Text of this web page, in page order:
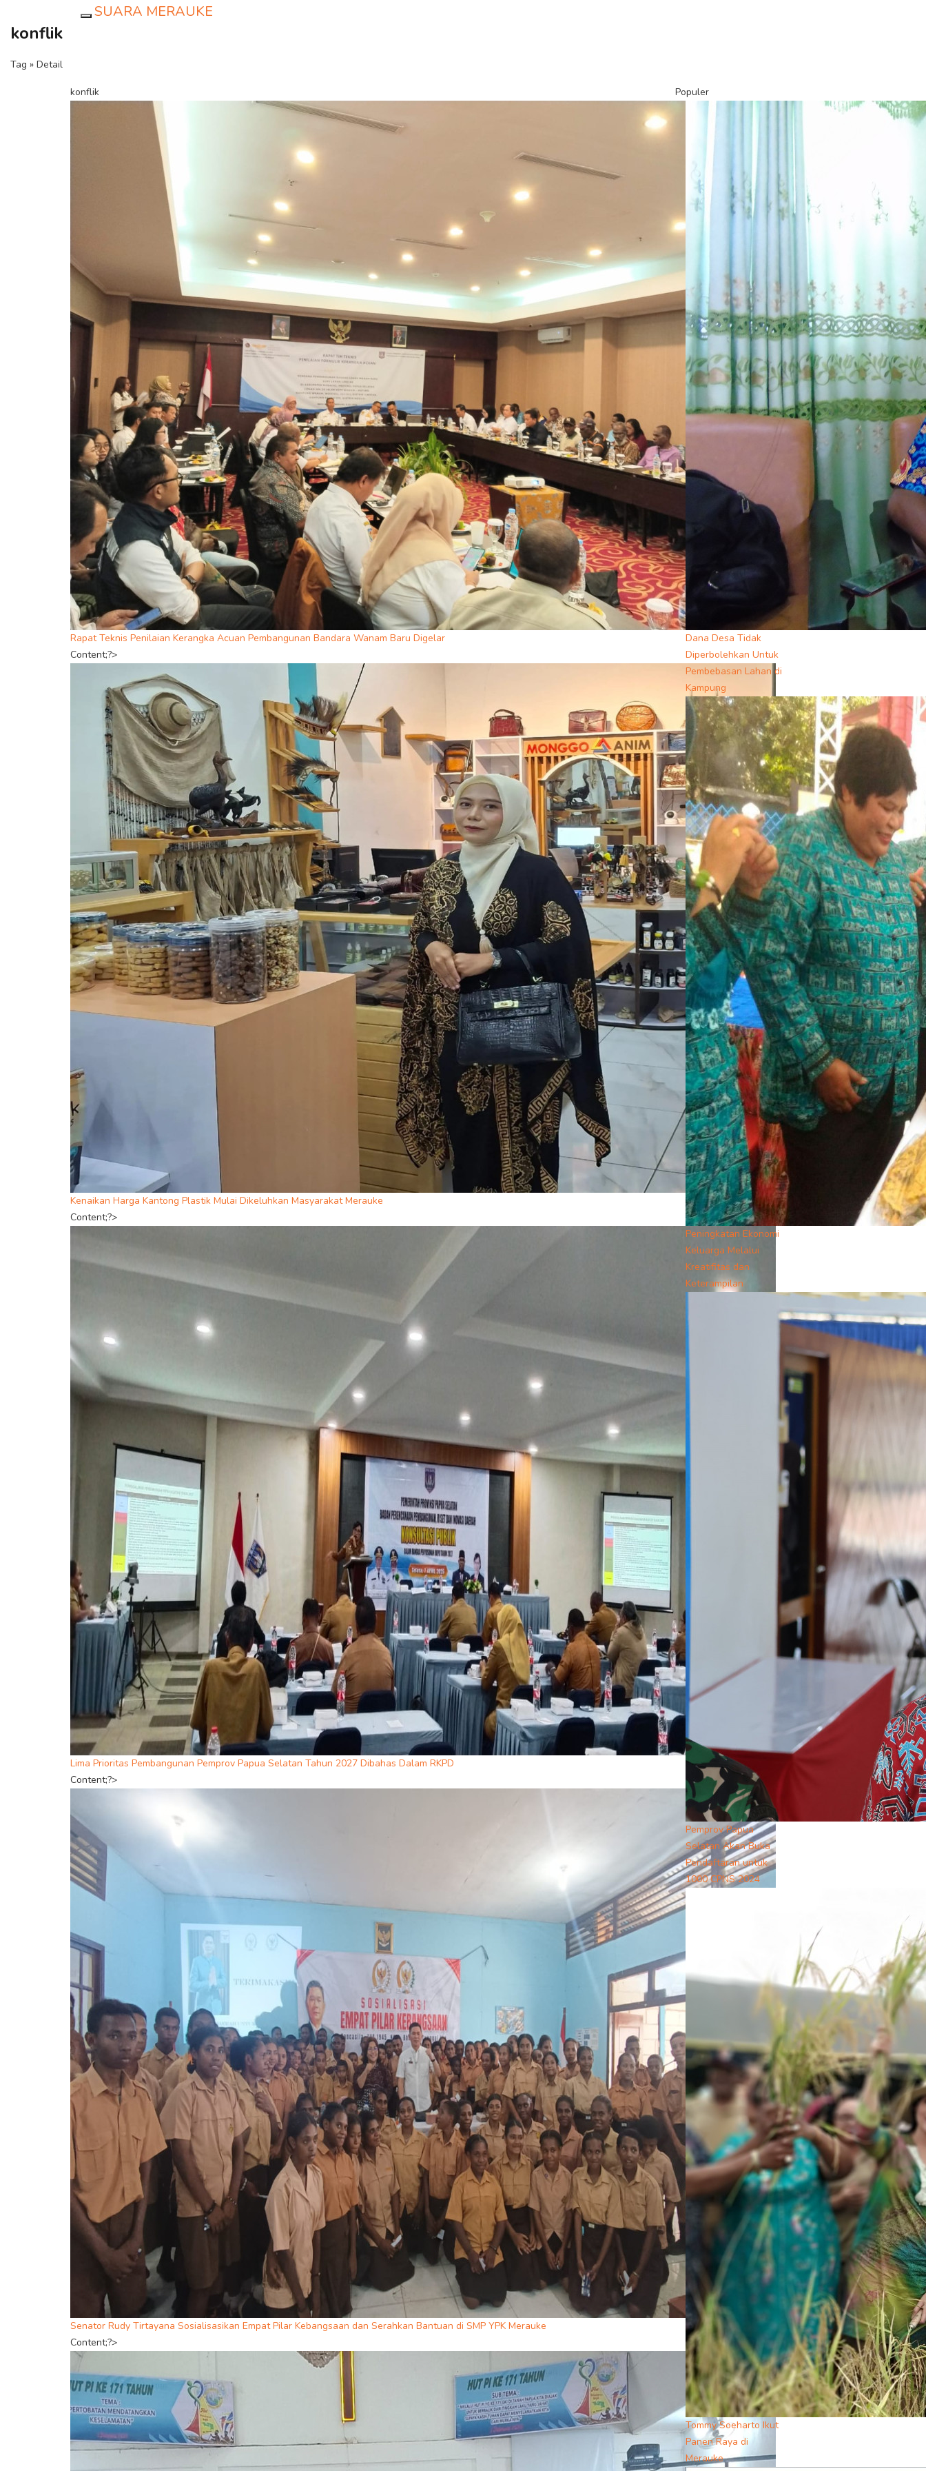
SUARA MERAUKE
konflik
Tag » Detail
konflik
Rapat Teknis Penilaian Kerangka Acuan Pembangunan Bandara Wanam Baru Digelar
Content;?>
Kenaikan Harga Kantong Plastik Mulai Dikeluhkan Masyarakat Merauke
Content;?>
Lima Prioritas Pembangunan Pemprov Papua Selatan Tahun 2027 Dibahas Dalam RKPD
Content;?>
Senator Rudy Tirtayana Sosialisasikan Empat Pilar Kebangsaan dan Serahkan Bantuan di SMP YPK Merauke
Content;?>
Populer
Dana Desa Tidak
Diperbolehkan Untuk
Pembebasan Lahan di
Kampung
Peningkatan Ekonomi
Keluarga Melalui
Kreatifitas dan
Keterampilan
Pemprov Papua
Selatan Akan Buka
Pendaftaran untuk
1000 CPNS 2024
Tommy Soeharto Ikut
Panen Raya di
Merauke